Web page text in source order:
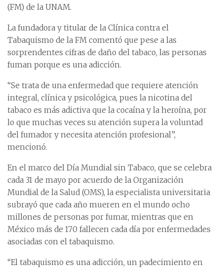
(FM) de la UNAM.
La fundadora y titular de la Clínica contra el
Tabaquismo de la FM comentó que pese a las
sorprendentes cifras de daño del tabaco, las personas
fuman porque es una adicción.
“Se trata de una enfermedad que requiere atención
integral, clínica y psicológica, pues la nicotina del
tabaco es más adictiva que la cocaína y la heroína, por
lo que muchas veces su atención supera la voluntad
del fumador y necesita atención profesional”,
mencionó.
En el marco del Día Mundial sin Tabaco, que se celebra
cada 31 de mayo por acuerdo de la Organización
Mundial de la Salud (OMS), la especialista universitaria
subrayó que cada año mueren en el mundo ocho
millones de personas por fumar, mientras que en
México más de 170 fallecen cada día por enfermedades
asociadas con el tabaquismo.
“El tabaquismo es una adicción, un padecimiento en